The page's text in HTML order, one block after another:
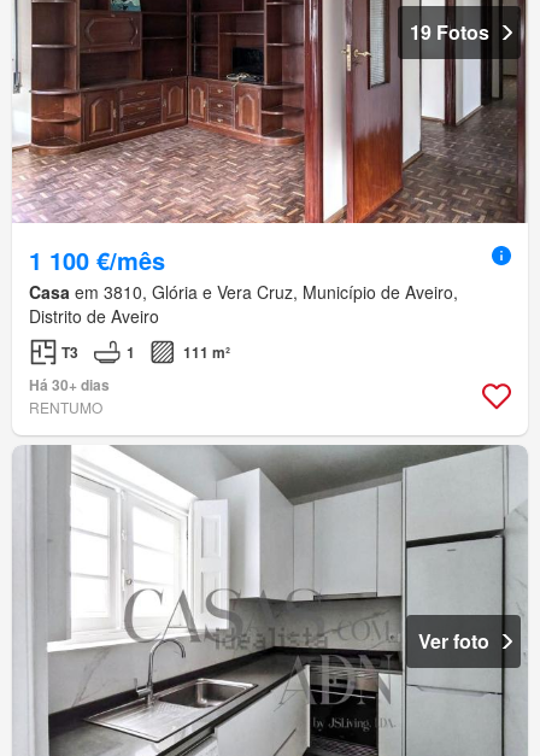
19 Fotos
1 100 €/mês
Casa em 3810, Glória e Vera Cruz, Município de Aveiro,
Distrito de Aveiro
T3 1
111 m²
Há 30+ dias
RENTUMO
Ver foto